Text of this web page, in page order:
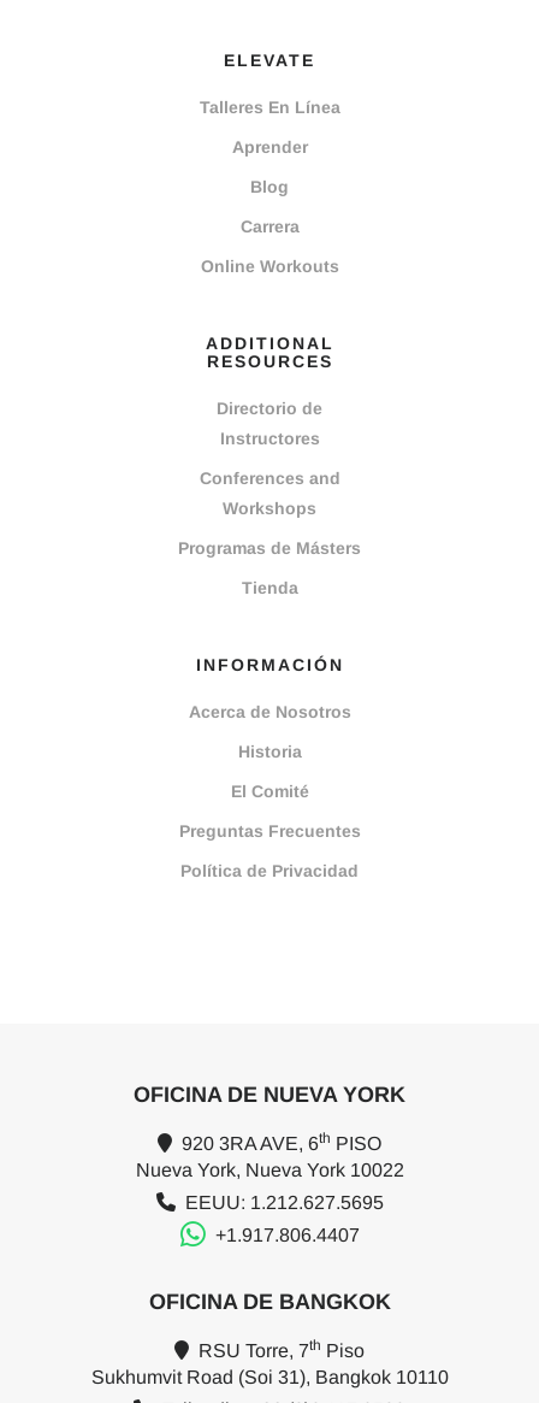
ELEVATE
Talleres En Línea
Aprender
Blog
Carrera
Online Workouts
ADDITIONAL
RESOURCES
Directorio de
Instructores
Conferences and
Workshops
Programas de Másters
Tienda
INFORMACIÓN
Acerca de Nosotros
Historia
El Comité
Preguntas Frecuentes
Política de Privacidad
OFICINA DE NUEVA YORK
920 3RA AVE, 6th PISO
Nueva York, Nueva York 10022
EEUU: 1.212.627.5695
+1.917.806.4407
OFICINA DE BANGKOK
RSU Torre, 7th Piso
Sukhumvit Road (Soi 31), Bangkok 10110